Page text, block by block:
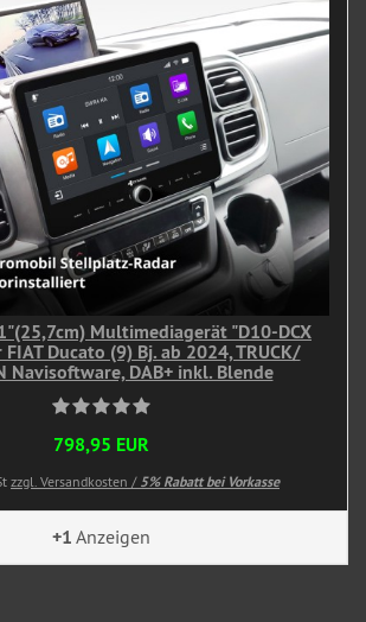
Multimediagerät "D10-DCX
Ducato (9) Bj. ab 2024, TRUCK/
Navisoftware, DAB+ inkl. Blende
798,95 EUR
zzgl. Versandkosten / 5% Rabatt bei Vorkasse
+1 Anzeigen